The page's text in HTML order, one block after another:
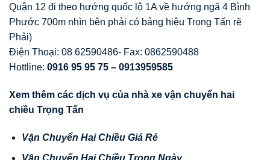
Quận 12 đi theo hướng quốc lộ 1A về hướng ngã 4 Bình
Phước 700m nhìn bên phải có bảng hiệu Trọng Tấn rẽ
Phải)
Điện Thoại: 08 62590486- Fax: 0862590488
Hottline: 0916 95 95 75 – 0913959585
Xem thêm các dịch vụ của nhà xe vận chuyển hai
chiều Trọng Tấn
Vận Chuyển Hai Chiều Giá Rẻ